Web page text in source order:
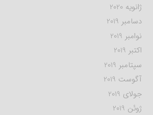
ژانویه 2020
دسامبر 2019
نوامبر 2019
اکتبر 2019
سپتامبر 2019
آگوست 2019
جولای 2019
ژوئن 2019